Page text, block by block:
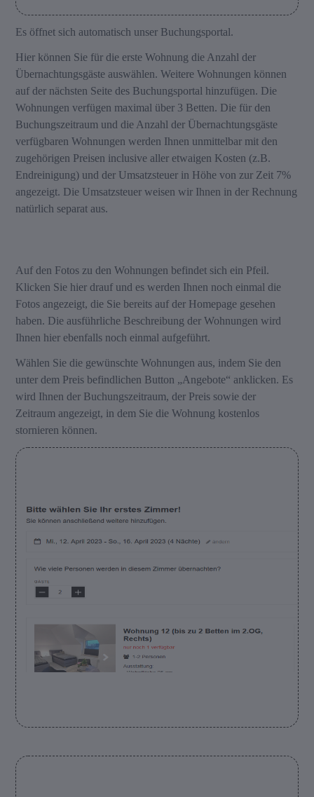
Es öffnet sich automatisch unser Buchungsportal.
Hier können Sie für die erste Wohnung die Anzahl der
Übernachtungsgäste auswählen. Weitere Wohnungen können
auf der nächsten Seite des Buchungsportal hinzufügen. Die
Wohnungen verfügen maximal über 3 Betten. Die für den
Buchungszeitraum und die Anzahl der Übernachtungsgäste
verfügbaren Wohnungen werden Ihnen unmittelbar mit den
zugehörigen Preisen inclusive aller etwaigen Kosten (z.B.
Endreinigung) und der Umsatzsteuer in Höhe von zur Zeit 7%
angezeigt. Die Umsatzsteuer weisen wir Ihnen in der Rechnung
natürlich separat aus.
Auf den Fotos zu den Wohnungen befindet sich ein Pfeil.
Klicken Sie hier drauf und es werden Ihnen noch einmal die
Fotos angezeigt, die Sie bereits auf der Homepage gesehen
haben. Die ausführliche Beschreibung der Wohnungen wird
Ihnen hier ebenfalls noch einmal aufgeführt.
Wählen Sie die gewünschte Wohnungen aus, indem Sie den
unter dem Preis befindlichen Button „Angebote“ anklicken. Es
wird Ihnen der Buchungszeitraum, der Preis sowie der
Zeitraum angezeigt, in dem Sie die Wohnung kostenlos
stornieren können.